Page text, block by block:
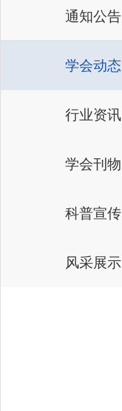
通知公告
学会动态
行业资讯
学会刊物
科普宣传
风采展示